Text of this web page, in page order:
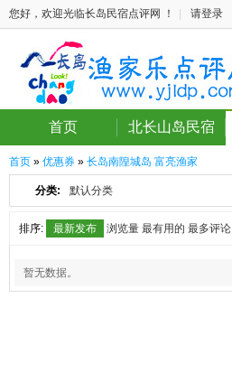
您好，欢迎光临长岛民宿点评网 ！ 请登录
首页 北长山岛民宿
首页 » 优惠券 » 长岛南隍城岛 富亮渔家
分类: 默认分类
排序: 最新发布 浏览量 最有用的 最多评论
暂无数据。